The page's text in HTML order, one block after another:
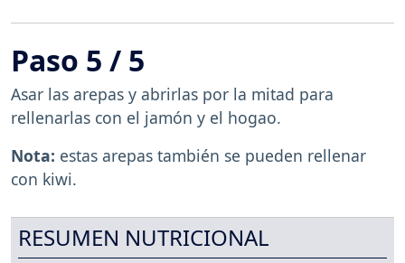
Paso 5 / 5
Asar las arepas y abrirlas por la mitad para
rellenarlas con el jamón y el hogao.
Nota: estas arepas también se pueden rellenar
con kiwi.
RESUMEN NUTRICIONAL